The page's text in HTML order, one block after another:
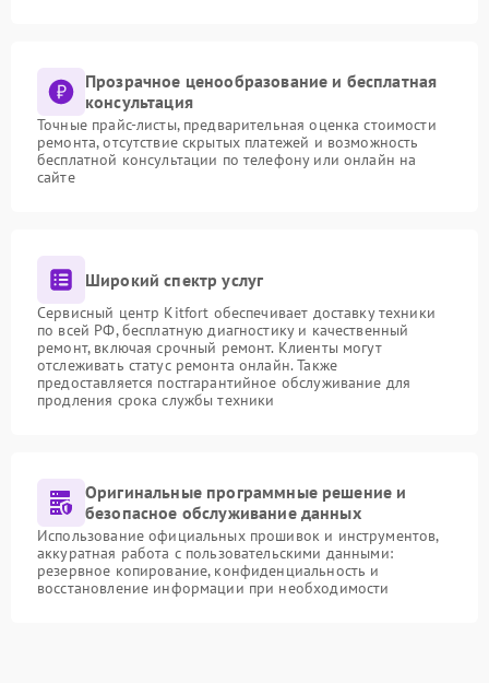
Прозрачное ценообразование и бесплатная
консультация
Точные прайс-листы, предварительная оценка стоимости
ремонта, отсутствие скрытых платежей и возможность
бесплатной консультации по телефону или онлайн на
сайте
Широкий спектр услуг
Сервисный центр Kitfort обеспечивает доставку техники
по всей РФ, бесплатную диагностику и качественный
ремонт, включая срочный ремонт. Клиенты могут
отслеживать статус ремонта онлайн. Также
предоставляется постгарантийное обслуживание для
продления срока службы техники
Оригинальные программные решение и
безопасное обслуживание данных
Использование официальных прошивок и инструментов,
аккуратная работа с пользовательскими данными:
резервное копирование, конфиденциальность и
восстановление информации при необходимости